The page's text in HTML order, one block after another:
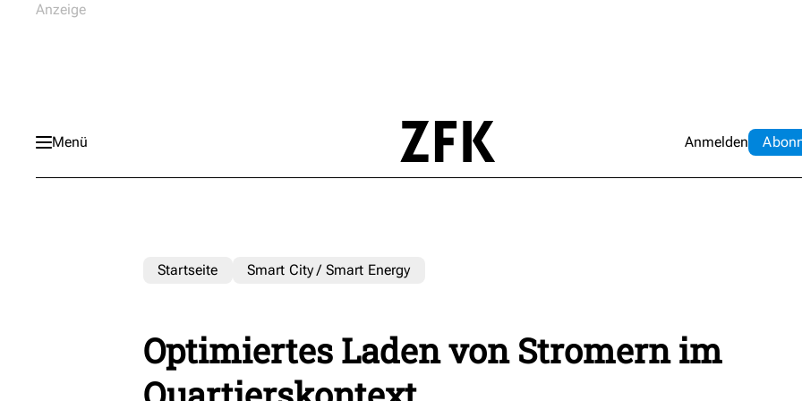
Menü Anmelden Abo
Startseite Smart City / Smart Energy
Optimiertes Laden von Stromern im